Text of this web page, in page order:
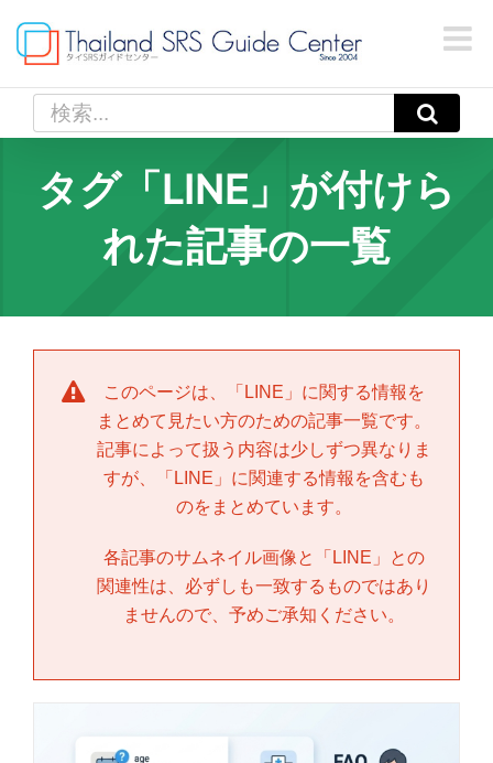
content
索
タグ「LINE」が付けら
れた記事の一覧
このページは、「 LINE 」に関する情報を
まとめて見たい方のための記事一覧です。
記事によって扱う内容は少しずつ異なりま
すが、「 LINE 」に関連する情報を含むも
のをまとめています。
各記事のサムネイル画像と「 LINE 」との
関連性は、必ずしも一致するものではあり
ませんので、予めご承知ください。